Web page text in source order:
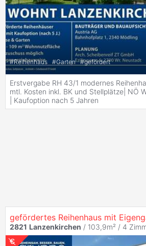
#Reihenhaus #Garten #gefördert
Erstvergabe RH 43/1 modernes
mtl. Kosten inkl. BK und Stellplätze| NÖ
| Kaufoption nach 5 Jahren
2821 Lanzenkirchen / 103,9m² / 4